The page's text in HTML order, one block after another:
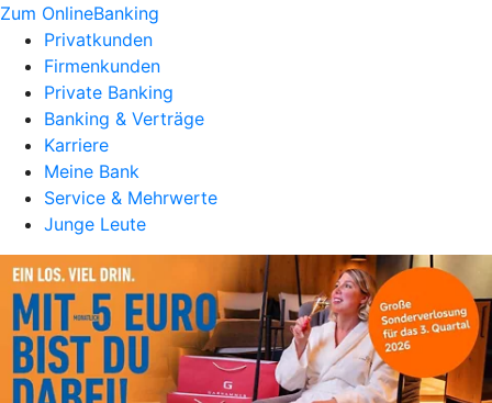
Zum OnlineBanking
Privatkunden
Firmenkunden
Private Banking
Banking & Verträge
Karriere
Meine Bank
Service & Mehrwerte
Junge Leute